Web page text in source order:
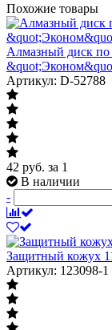
Похожие товары
Алмазный диск по
Артикул: D-52788
42 руб. за 1
В наличии
-
Защитный кожух
Артикул: 123098-1